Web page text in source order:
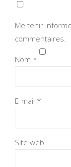
Me tenir
commentaires.
Nom *
E-mail *
Site web